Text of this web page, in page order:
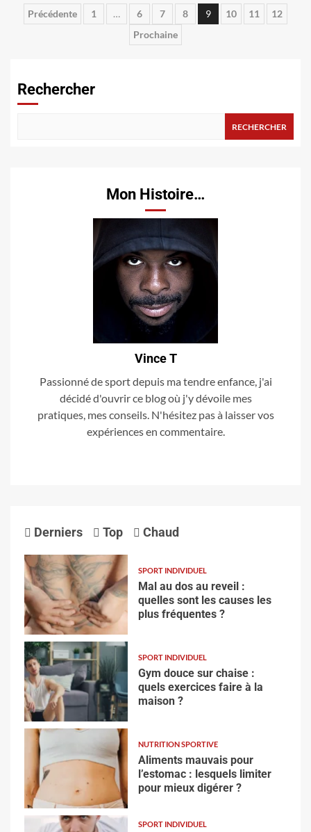
Pagination
Précédente 1 … 6 7 8 9 10 11
12
Prochaine
Rechercher
RECHERCHER
Mon Histoire…
Vince T
Passionné de sport depuis ma tendre enfance, j'ai
décidé d'ouvrir ce blog où j'y dévoile mes
pratiques, mes conseils. N'hésitez pas à laisser vos
expériences en commentaire.
Derniers Top Chaud
SPORT INDIVIDUEL
Mal au dos au reveil :
quelles sont les causes les
plus fréquentes ?
SPORT INDIVIDUEL
Gym douce sur chaise :
quels exercices faire à la
maison ?
NUTRITION SPORTIVE
Aliments mauvais pour
l’estomac : lesquels limiter
pour mieux digérer ?
SPORT INDIVIDUEL